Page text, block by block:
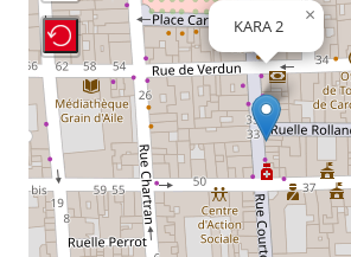
KARA 2 ×
Recenter Map